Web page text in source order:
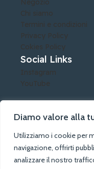
Diamo valore alla
Utilizziamo i cookie per
navigazione, offrirti
analizzare il nostro
Negozio
Chi siamo
Termini e condizioni
Privacy Policy
Cokies Policy
Social Links
Instagram
YouTube
©A.G.A. Arti Grafiche